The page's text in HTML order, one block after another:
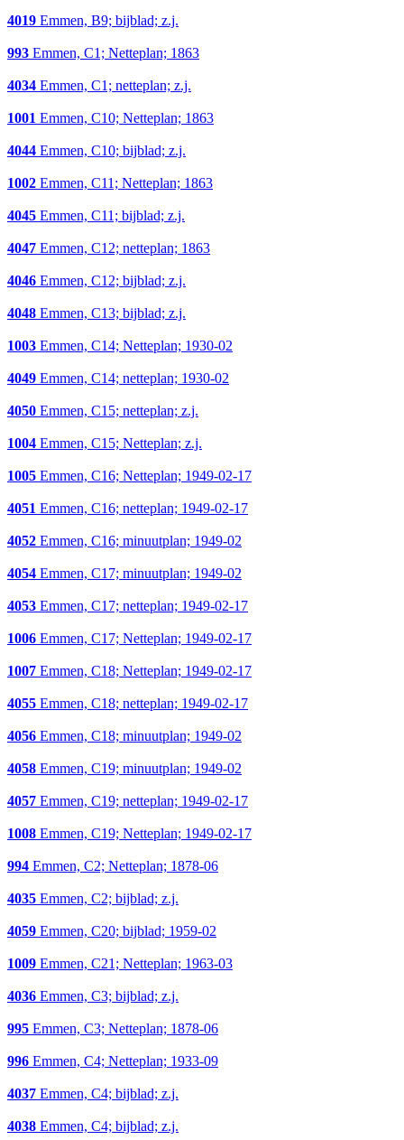
4019 Emmen, B9; bijblad; z.j.
993 Emmen, C1; Netteplan; 1863
4034 Emmen, C1; netteplan; z.j.
1001 Emmen, C10; Netteplan; 1863
4044 Emmen, C10; bijblad; z.j.
1002 Emmen, C11; Netteplan; 1863
4045 Emmen, C11; bijblad; z.j.
4047 Emmen, C12; netteplan; 1863
4046 Emmen, C12; bijblad; z.j.
4048 Emmen, C13; bijblad; z.j.
1003 Emmen, C14; Netteplan; 1930-02
4049 Emmen, C14; netteplan; 1930-02
4050 Emmen, C15; netteplan; z.j.
1004 Emmen, C15; Netteplan; z.j.
1005 Emmen, C16; Netteplan; 1949-02-17
4051 Emmen, C16; netteplan; 1949-02-17
4052 Emmen, C16; minuutplan; 1949-02
4054 Emmen, C17; minuutplan; 1949-02
4053 Emmen, C17; netteplan; 1949-02-17
1006 Emmen, C17; Netteplan; 1949-02-17
1007 Emmen, C18; Netteplan; 1949-02-17
4055 Emmen, C18; netteplan; 1949-02-17
4056 Emmen, C18; minuutplan; 1949-02
4058 Emmen, C19; minuutplan; 1949-02
4057 Emmen, C19; netteplan; 1949-02-17
1008 Emmen, C19; Netteplan; 1949-02-17
994 Emmen, C2; Netteplan; 1878-06
4035 Emmen, C2; bijblad; z.j.
4059 Emmen, C20; bijblad; 1959-02
1009 Emmen, C21; Netteplan; 1963-03
4036 Emmen, C3; bijblad; z.j.
995 Emmen, C3; Netteplan; 1878-06
996 Emmen, C4; Netteplan; 1933-09
4037 Emmen, C4; bijblad; z.j.
4038 Emmen, C4; bijblad; z.j.